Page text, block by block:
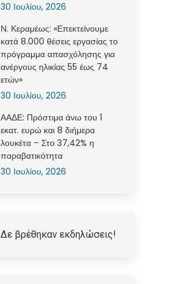
30 Ιουλίου, 2026
Ν. Κεραμέως: «Επεκτείνουμε
κατά 8.000 θέσεις εργασίας το
πρόγραμμα απασχόλησης για
ανέργους ηλικίας 55 έως 74
ετών»
30 Ιουλίου, 2026
ΑΑΔΕ: Πρόστιμα άνω του 1
εκατ. ευρώ και 8 διήμερα
λουκέτα – Στο 37,42% η
παραβατικότητα
30 Ιουλίου, 2026
Δε βρέθηκαν εκδηλώσεις!